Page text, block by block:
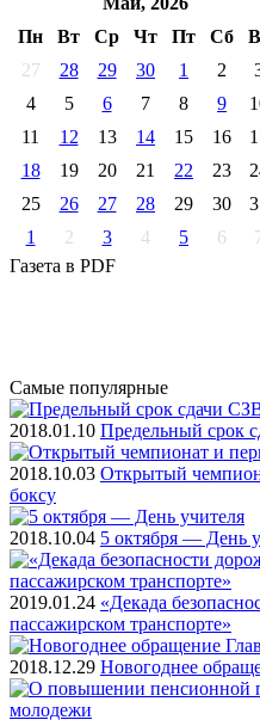
Пн
Вт Ср Чт Пт Cб
27
28 29 30 1 2
4
5 6 7 8 9
11
12 13 14 15 16
18
19 20 21 22 23
25
26 27 28 29 30
1
2 3 4 5 6
Газета в PDF
Самые популярные
2018.01.10 Предельный срок
2018.10.03 Открытый
боксу
2018.10.04 5 октября — День
2019.01.24 «Декада
пассажирском транспорте»
2018.12.29 Новогоднее